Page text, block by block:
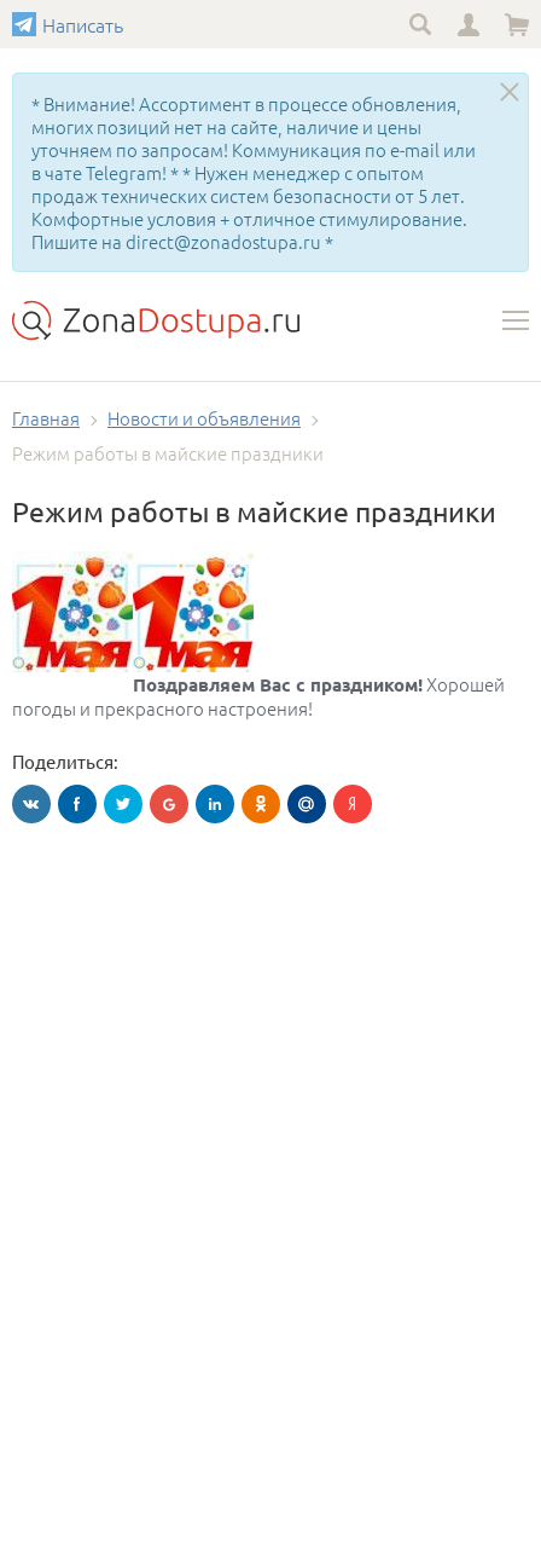
Написать
* Внимание! Ассортимент в процессе обновления,
многих позиций нет на сайте, наличие и цены
уточняем по запросам! Коммуникация по e-mail или
в чате Telegram! * * Нужен менеджер с опытом
продаж технических систем безопасности от 5 лет.
Комфортные условия + отличное стимулирование.
Пишите на direct@zonadostupa.ru *
Главная
Новости и объявления
Режим работы в майские праздники
Режим работы в майские праздники
Поздравляем Вас с праздником!Хорошей
погоды и прекрасного настроения!
Поделиться: